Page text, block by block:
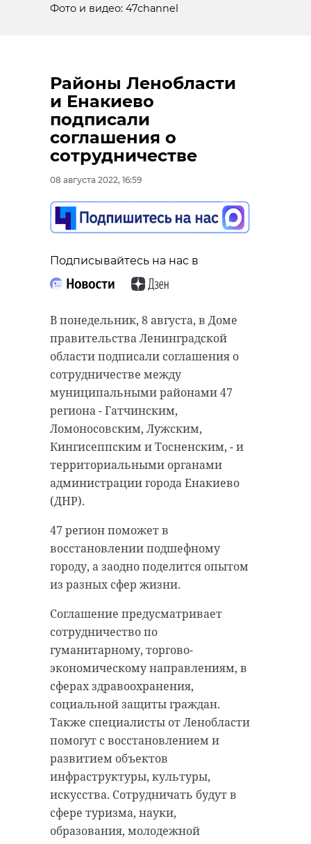
Фото и видео: 47channel
Районы Ленобласти
и Енакиево
подписали
соглашения о
сотрудничестве
08 августа 2022, 16:59
Подписывайтесь на нас в
В понедельник, 8 августа, в Доме
правительства Ленинградской
области подписали соглашения о
сотрудничестве между
муниципальными районами 47
региона - Гатчинским,
Ломоносовским, Лужским,
Кингисеппским и Тосненским, - и
территориальными органами
администрации города Енакиево
(ДНР).
47 регион поможет в
восстановлении подшефному
городу, а заодно поделится опытом
из разных сфер жизни.
Соглашение предусматривает
сотрудничество по
гуманитарному, торгово-
экономическому направлениям, в
сферах здравоохранения,
социальной защиты граждан.
Также специалисты от Ленобласти
помогут с восстановлением и
развитием объектов
инфраструктуры, культуры,
искусства. Сотрудничать будут в
сфере туризма, науки,
образования, молодежной